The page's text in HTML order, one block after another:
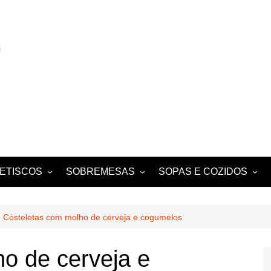
E
SOBREMESAS
FOLHADOS
TARTES E TORTAS
DOCES
SOPAS E COZIDOS
ENSOPADOS
Costeletas com molho de cerveja e cogumelos
de cerveja e